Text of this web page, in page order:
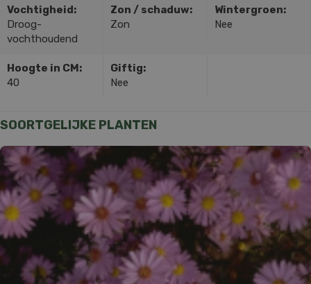
Vochtigheid:
Droog-
vochthoudend
Zon / schaduw:
Zon
Wintergroen:
Nee
Hoogte in CM:
40
Giftig:
Nee
SOORTGELIJKE PLANTEN